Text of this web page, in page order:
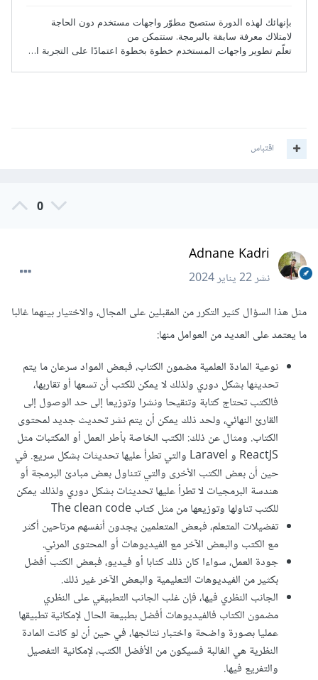
اقتباس
0
Adnane Kadri
نشر22 يناير 2024
مثل هذا السؤال كثير التكرر من المقبلين على المجال، والاختيار بينهما غالبا
ما يعتمد على العديد من العوامل منها:
نوعية المادة العلمية مضمون الكتاب، فبعض المواد سرعان ما يتم
تحديثها بشكل دوري ولذلك لا يمكن للكتب أن تسعها أو تقاربها،
فالكتب تحتاج كتابة وتنقيحا ونشرا وتوزيعا إلى حد الوصول إلى
القارئ النهائي، ولحد ذلك يمكن أن يتم نشر تحديث جديد لمحتوى
الكتاب. ومثال عن ذلك: الكتب الخاصة بأطر العمل أو المكتبات مثل
ReactJS و Laravel والتي تطرأ عليها تحديثات بشكل سريع. في
حين أن بعض الكتب الأخرى والتي تتناول بعض مبادئ البرمجة أو
هندسة البرمجيات لا تطرأ عليها تحديثات بشكل دوري ولذلك يمكن
للكتب تناولها وتوزيعها من مثل كتاب The clean code
تفضيلات المتعلم، فبعض المتعلمين يجدون أنفسهم مرتاحين أكثر
مع الكتب والبعض الآخر مع الفيديوهات أو المحتوى المرئي.
جودة العمل، سواءا كان ذلك كتابا أو فيديو، فبعض الكتب أفضل
بكثير من الفيديوهات التعليمية والبعض الآخر غير ذلك.
الجانب النظري فيها، فإن غلب الجانب التطبيقي على النظري
مضمون الكتاب فالفيديوهات أفضل بطبيعة الحال لإمكانية تطبيقها
عمليا بصورة واضحة واختبار نتائجها، في حين أن لو كانت المادة
النظرية هي الغالبة فسيكون من الأفضل الكتب، لإمكانية التفصيل
والتفريع فيها.